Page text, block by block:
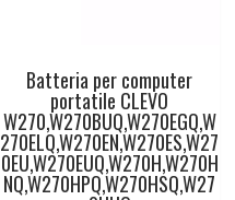
Batteria per computer
portatile CLEVO
W270,W270BUQ,W270EGQ,W
270ELQ,W270EN,W270ES,W27
0EU,W270EUQ,W270H,W270H
NQ,W270HPQ,W270HSQ,W27